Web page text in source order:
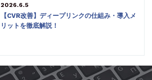
2026.6.5
【CVR改善】ディープリンクの仕組み・導入メ
リットを徹底解説！